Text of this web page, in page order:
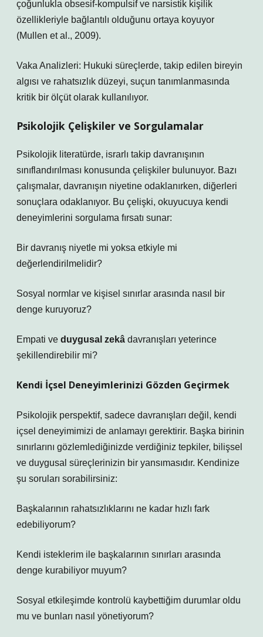
çoğunlukla obsesif-kompulsif ve narsistik kişilik
özellikleriyle bağlantılı olduğunu ortaya koyuyor
(Mullen et al., 2009).
Vaka Analizleri: Hukuki süreçlerde, takip edilen bireyin
algısı ve rahatsızlık düzeyi, suçun tanımlanmasında
kritik bir ölçüt olarak kullanılıyor.
Psikolojik Çelişkiler ve Sorgulamalar
Psikolojik literatürde, israrlı takip davranışının
sınıflandırılması konusunda çelişkiler bulunuyor. Bazı
çalışmalar, davranışın niyetine odaklanırken, diğerleri
sonuçlara odaklanıyor. Bu çelişki, okuyucuya kendi
deneyimlerini sorgulama fırsatı sunar:
Bir davranış niyetle mi yoksa etkiyle mi
değerlendirilmelidir?
Sosyal normlar ve kişisel sınırlar arasında nasıl bir
denge kuruyoruz?
Empati ve duygusal zekâ davranışları yeterince
şekillendirebilir mi?
Kendi İçsel Deneyimlerinizi Gözden Geçirmek
Psikolojik perspektif, sadece davranışları değil, kendi
içsel deneyimimizi de anlamayı gerektirir. Başka birinin
sınırlarını gözlemlediğinizde verdiğiniz tepkiler, bilişsel
ve duygusal süreçlerinizin bir yansımasıdır. Kendinize
şu soruları sorabilirsiniz:
Başkalarının rahatsızlıklarını ne kadar hızlı fark
edebiliyorum?
Kendi isteklerim ile başkalarının sınırları arasında
denge kurabiliyor muyum?
Sosyal etkileşimde kontrolü kaybettiğim durumlar oldu
mu ve bunları nasıl yönetiyorum?